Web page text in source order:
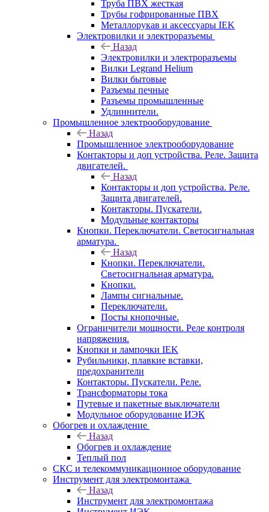
Труба ПВХ жесткая
Трубы гофрированные ПВХ
Металлорукав и аксессуары IEK
Электровилки и электроразъемы
Назад
Электровилки и электроразъемы
Вилки Legrand Helium
Вилки бытовые
Разъемы печные
Разъемы промышленные
Удлиннители.
Промышленное электрооборудование
Назад
Промышленное электрооборудование
Контакторы и доп устройства. Реле. Защита
двигателей.
Назад
Контакторы и доп устройства. Реле.
Защита двигателей.
Контакторы. Пускатели.
Модульные контакторы
Кнопки. Переключатели. Светосигнальная
арматура.
Назад
Кнопки. Переключатели.
Светосигнальная арматура.
Кнопки.
Лампы сигнальные.
Переключатели.
Посты кнопочные.
Ограничители мощности. Реле контроля
напряжения.
Кнопки и лампочки IEK
Рубильники, плавкие вставки,
предохранители
Контакторы. Пускатели. Реле.
Трансформаторы тока
Путевые и пакетные выключатели
Модульное оборудование ИЭК
Обогрев и охлаждение
Назад
Обогрев и охлаждение
Теплый пол
СКС и телекоммуникационное оборудование
Инструмент для электромонтажа
Назад
Инструмент для электромонтажа